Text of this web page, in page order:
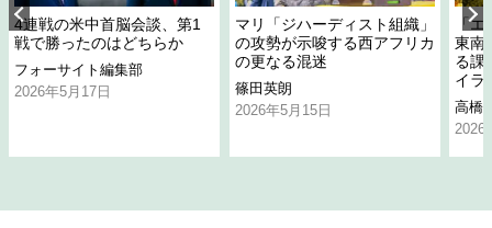
4連戦の米中首脳会談、第1
戦で勝ったのはどちらか
フォーサイト編集部
2026年5月17日
マリ「ジハーディスト組織」
の攻勢が示唆する西アフリカ
の更なる混迷
篠田英朗
2026年5月15日
「
東南
る課
イラ
高橋
2026